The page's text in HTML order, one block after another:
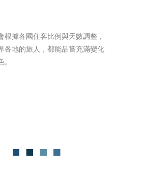
根據各國住客比例與天數調整，
各地的旅人，都能品嘗充滿變化